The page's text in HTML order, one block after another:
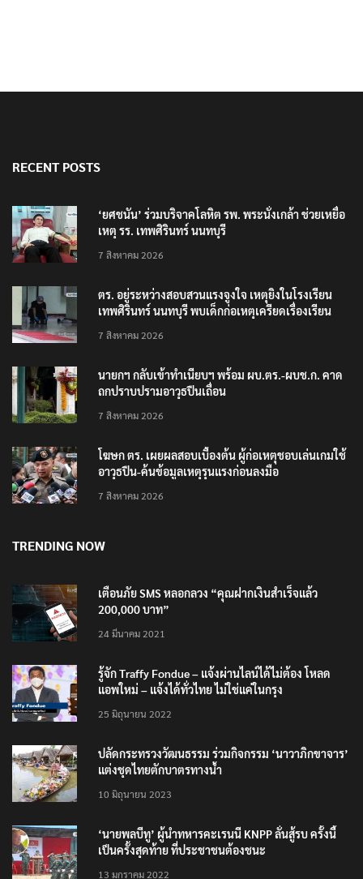
RECENT POSTS
‘ยศชนัน’ ร่วมบริจาคโลหิต รพ. พระนั่งเกล้า ช่วยเหยื่อ
เหตุ รร. เทพศิรินทร์ นนทบุรี
7 สิงหาคม 2026
ตร. อยู่ระหว่างสอบสวนแรงจูงใจ เหตุยิงในโรงเรียน
เทพศิรินทร์ นนทบุรี พบเด็กก่อเหตุเครียดเรื่องเรียน
7 สิงหาคม 2026
นายกฯ กลับเข้าทำเนียบฯ พร้อม ผบ.ตร.-ผบช.ก. คาด
ถกปราบปรามอาวุธปืนเถื่อน
7 สิงหาคม 2026
โฆษก ตร. เผยผลสอบเบื้องต้น ผู้ก่อเหตุชอบเล่นเกมใช้
อาวุธปืน-ค้นข้อมูลเหตุรุนแรงก่อนลงมือ
7 สิงหาคม 2026
TRENDING NOW
เตือนภัย SMS หลอกลวง “คุณฝากเงินสำเร็จแล้ว
200,000 บาท”
24 มีนาคม 2021
รู้จัก Traffy Fondue – แจ้งผ่านไลน์ได้ไม่ต้อง โหลด
แอพใหม่ – แจ้งได้ทั่วไทย ไม่ใช่แค่ในกรุง
25 มิถุนายน 2022
ปลัดกระทรวงวัฒนธรรม ร่วมกิจกรรม ‘นาวาภิกขาจาร’
แต่งชุดไทยตักบาตรทางน้ำ
10 มิถุนายน 2023
‘นายพลบีทู’ ผู้นำทหารคะเรนนี KNPP ลั่นสู้รบ ครั้งนี้
เป็นครั้งสุดท้าย ที่ประชาชนต้องชนะ
13 มกราคม 2022